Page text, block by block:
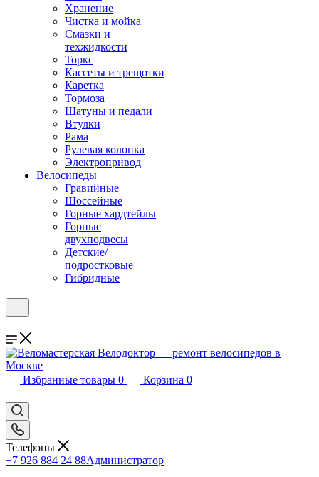
Хранение
Чистка и мойка
Смазки и
техжидкости
Торкс
Кассеты и трещотки
Каретка
Тормоза
Шатуны и педали
Втулки
Рама
Рулевая колонка
Электропривод
Велосипеды
Гравийные
Шоссейные
Горные хардтейлы
Горные
двухподвесы
Детские/
подростковые
Гибридные
Избранные товары 0 Корзина 0
Телефоны
+7 926 884 24 88Администратор